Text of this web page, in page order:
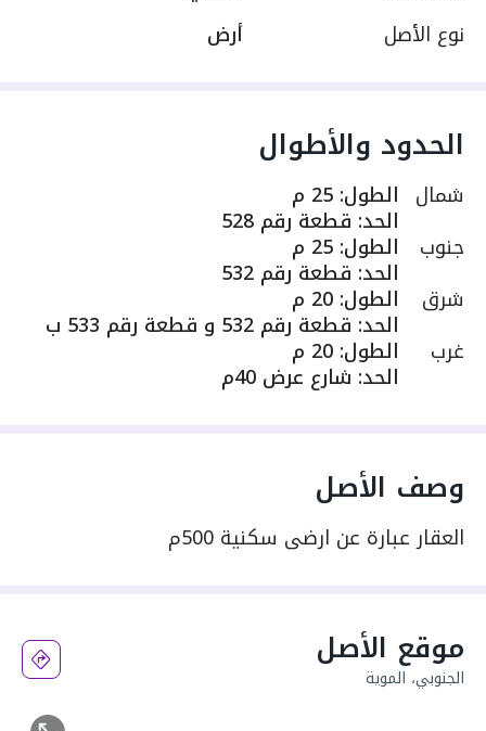
نوع الأصل
أرض
الحدود والأطوال
شمال الطول: 25 م
الحد: قطعة رقم 528
جنوب الطول: 25 م
الحد: قطعة رقم 532
شرق الطول: 20 م
الحد: قطعة رقم 532 و قطعة رقم 533 ب
غرب الطول: 20 م
الحد: شارع عرض 40م
وصف الأصل
العقار عبارة عن ارضي سكنية 500م
موقع الأصل
الجنوبي، الموية